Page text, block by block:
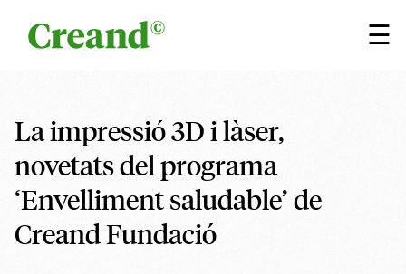
☰
×
La impressió 3D i làser,
novetats del programa
‘Envelliment saludable’ de
Creand Fundació